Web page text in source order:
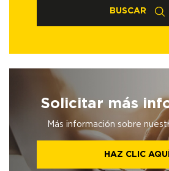
BUSCAR
Solicitar más
Más información sobre
HAZ CLIC AQUÍ